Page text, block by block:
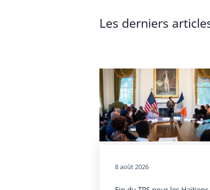
Les derniers
8 août 2026